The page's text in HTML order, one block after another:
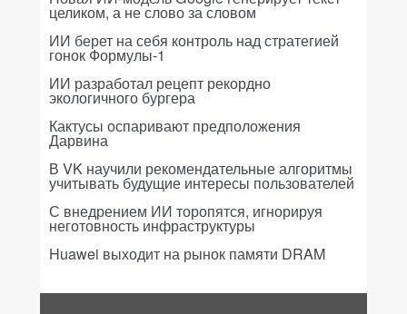
целиком, а не слово за словом
ИИ берет на себя контроль над стратегией
гонок Формулы-1
ИИ разработал рецепт рекордно
экологичного бургера
Кактусы оспаривают предположения
Дарвина
В VK научили рекомендательные алгоритмы
учитывать будущие интересы пользователей
С внедрением ИИ торопятся, игнорируя
неготовность инфраструктуры
Huawei выходит на рынок памяти DRAM